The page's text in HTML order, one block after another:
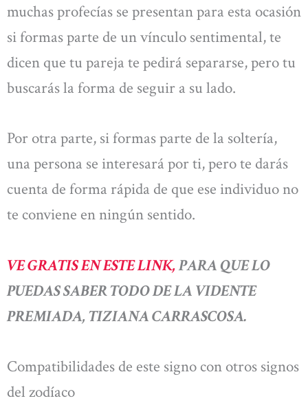
muchas profecías se presentan para esta ocasión
si formas parte de un vínculo sentimental, te
dicen que tu pareja te pedirá separarse, pero tu
buscarás la forma de seguir a su lado.
Por otra parte, si formas parte de la soltería,
una persona se interesará por ti, pero te darás
cuenta de forma rápida de que ese individuo no
te conviene en ningún sentido.
VE GRATIS EN ESTE LINK, PARA QUE LO
PUEDAS SABER TODO DE LA VIDENTE
PREMIADA, TIZIANA CARRASCOSA.
Compatibilidades de este signo con otros signos
del zodíaco